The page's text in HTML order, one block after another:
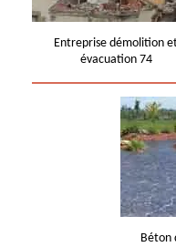
Entreprise démolition
évacuation 74
Béton